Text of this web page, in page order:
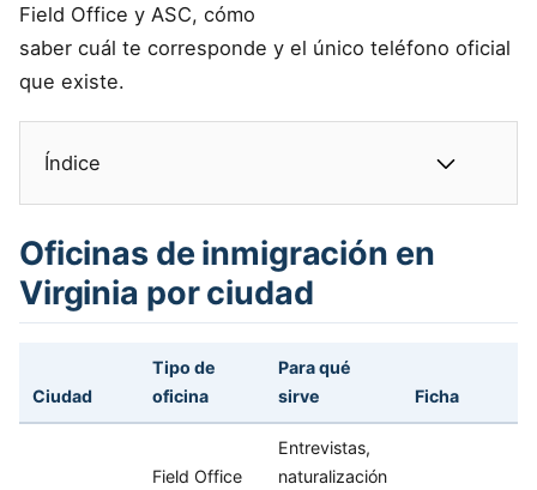
Field Office y ASC, cómo
saber cuál te corresponde y el único teléfono oficial
que existe.
Índice
Oficinas de inmigración en
Virginia por ciudad
Ciudad
Tipo de
oficina
Para qué
sirve
Ficha
Field Office
Entrevistas,
naturalización